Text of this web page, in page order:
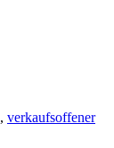
, verkaufsoffener